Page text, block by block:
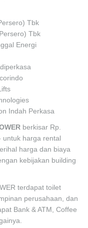
Tbk
Tbk
Energi
Indah Perkasa
berkisar Rp.
untuk harga rental
harga dan biaya
kebijakan building
terdapat toilet
perusahaan, dan
Bank & ATM, Coffee